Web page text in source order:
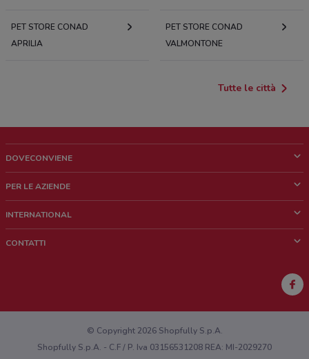
PET STORE CONAD
APRILIA
PET STORE CONAD
VALMONTONE
Tutte le città
DOVECONVIENE
Chi siamo
Lavora con noi
PER LE AZIENDE
Richieste commerciali e marketing
INTERNATIONAL
CONTATTI
Hai un malfunzionamento sul web o sull'app?
© Copyright 2026 Shopfully S.p.A.
Shopfully S.p.A. - C.F / P. Iva 03156531208 REA: MI-2029270